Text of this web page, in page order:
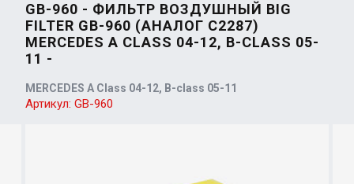
GB-960 - ФИЛЬТР ВОЗДУШНЫЙ BIG
FILTER GB-960 (АНАЛОГ C2287)
MERCEDES A CLASS 04-12, B-CLASS 05-
11 -
MERCEDES A Class 04-12, B-class 05-11
Артикул: GB-960